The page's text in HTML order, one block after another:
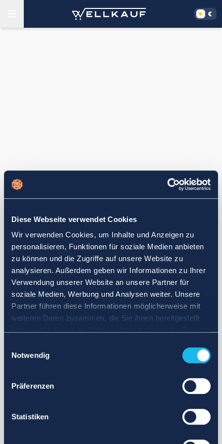
Diese Webseite verwendet Cookies
Wir verwenden Cookies, um Inhalte und Anzeigen zu
personalisieren, Funktionen für soziale Medien anbieten
zu können und die Zugriffe auf unsere Website zu
analysieren. Außerdem geben wir Informationen zu Ihrer
Verwendung unserer Website an unsere Partner für
soziale Medien, Werbung und Analysen weiter. Unsere
Partner führen diese Informationen möglicherweise mit
weiteren Daten zusammen, die Sie ihnen bereitgestellt
Notwendig
Präferenzen
Statistiken